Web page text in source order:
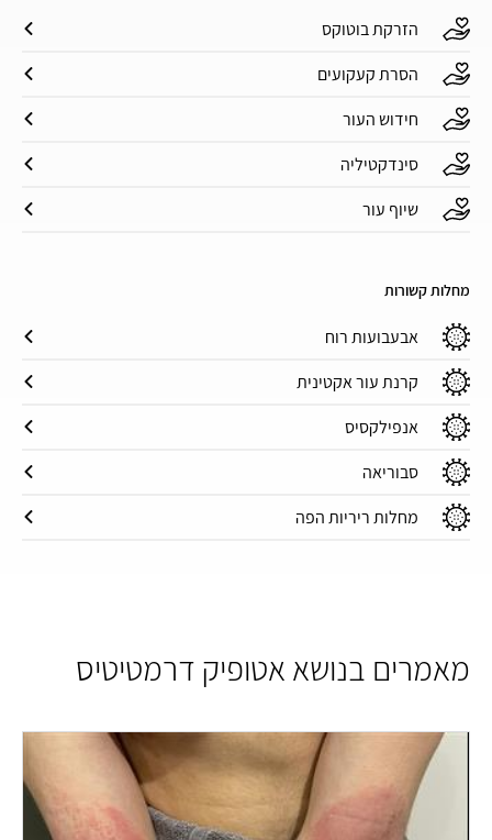
הזרקת בוטוקס
הסרת קעקועים
חידוש העור
סינדקטיליה
שיוף עור
מחלות קשורות
אבעבועות רוח
קרנת עור אקטינית
אנפילקסיס
סבוריאה
מחלות ריריות הפה
מאמרים בנושא אטופיק דרמטיטיס